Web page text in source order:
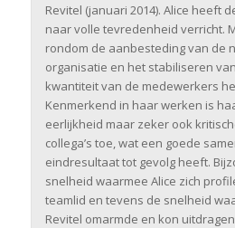
Revitel (januari 2014). Alice heeft
naar volle tevredenheid verricht.
rondom de aanbesteding van de
organisatie en het stabiliseren
kwantiteit van de medewerkers
Kenmerkend in haar werken is
eerlijkheid maar zeker ook
collega’s toe, wat een goede
eindresultaat tot gevolg heeft.
snelheid waarmee Alice zich
teamlid en tevens de snelheid
Revitel omarmde en kon